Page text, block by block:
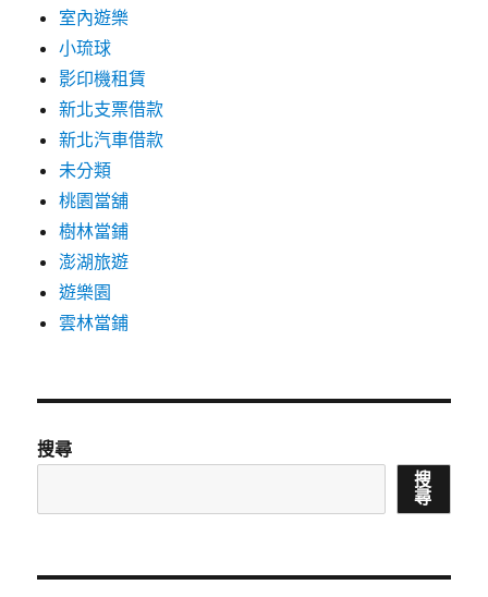
室內遊樂
小琉球
影印機租賃
新北支票借款
新北汽車借款
未分類
桃園當舖
樹林當鋪
澎湖旅遊
遊樂園
雲林當鋪
搜尋
搜
尋